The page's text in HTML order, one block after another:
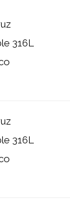
316L
316L